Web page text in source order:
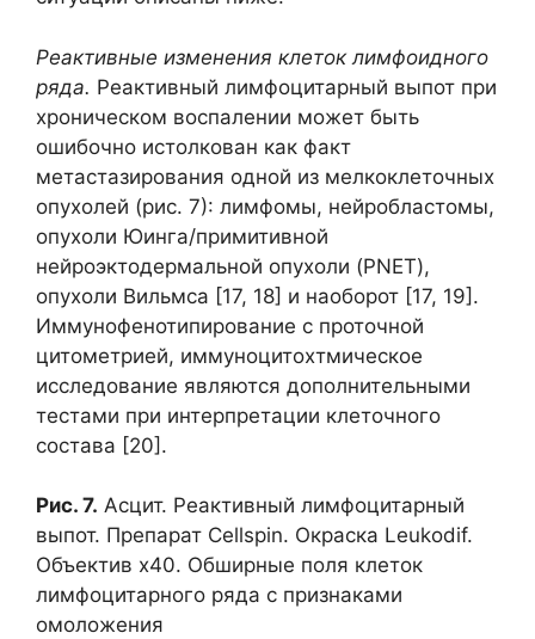
Реактивные изменения клеток лимфоидного
ряда. Реактивный лимфоцитарный выпот при
хроническом воспалении может быть
ошибочно истолкован как факт
метастазирования одной из мелкоклеточных
опухолей (рис. 7): лимфомы, нейробластомы,
опухоли Юинга/примитивной
нейроэктодермальной опухоли (PNET),
опухоли Вильмса [17, 18] и наоборот [17, 19].
Иммунофенотипирование с проточной
цитометрией, иммуноцитохтмическое
исследование являются дополнительными
тестами при интерпретации клеточного
состава [20].
Рис. 7. Асцит. Реактивный лимфоцитарный
выпот. Препарат Cellspin. Окраска Leukodif.
Объектив х40. Обширные поля клеток
лимфоцитарного ряда с признаками
омоложения